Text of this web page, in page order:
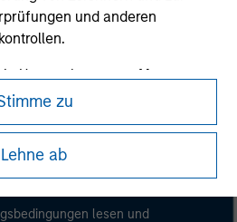
und anderen
Unternehmen von Morgan
bzw. kein
oder fehlerhaften Angaben
dieser Erklärungen
Einverständnis mit
zu
Lehne ab
lesen und